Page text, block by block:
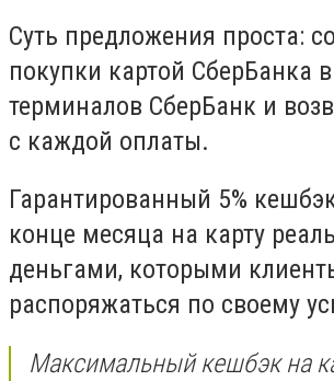
Суть предложения проста:
покупки картой СберБанка в
терминалов СберБанк и
с каждой оплаты.
Гарантированный 5%
конце месяца на карту
деньгами, которыми
распоряжаться по своему
Максимальный кешбэк на